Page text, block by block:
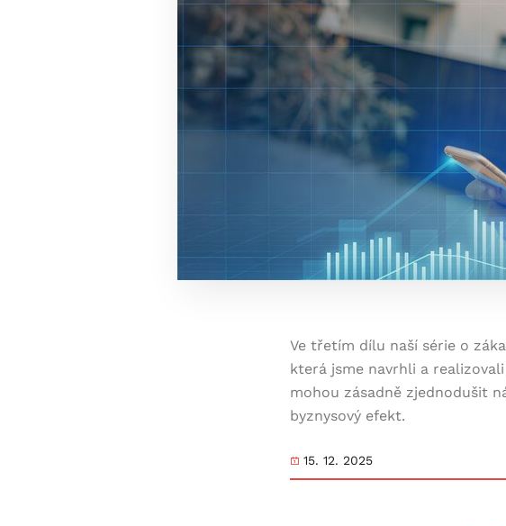
Ve třetím dílu naší série o
která jsme navrhli a
mohou zásadně zjednodušit
byznysový efekt.
15. 12. 2025